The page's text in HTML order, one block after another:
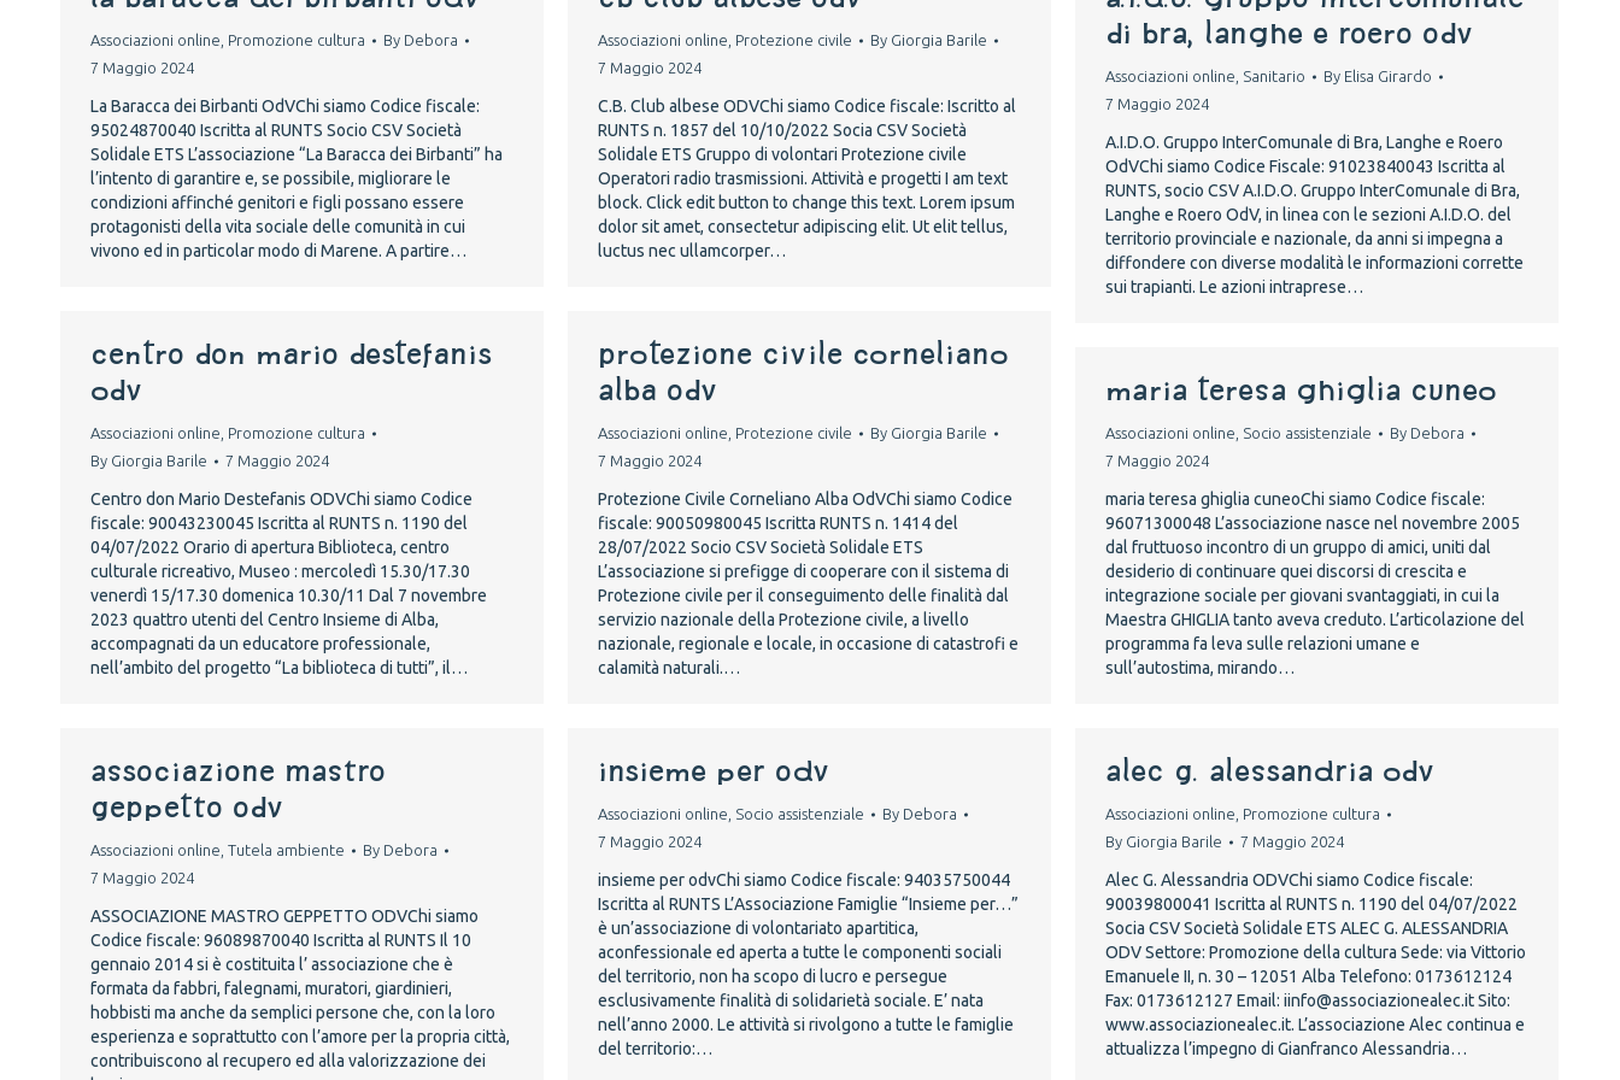
Associazioni online Promozione cultura By Debora
7 Maggio 2024
La Baracca dei Birbanti OdVChi siamo Codice fiscale:
95024870040 Iscritta al RUNTS Socio CSV Società
Solidale ETS L’associazione “La Baracca dei Birbanti” ha
l’intento di garantire e, se possibile, migliorare le
condizioni affinché genitori e figli possano essere
protagonisti della vita sociale delle comunità in cui
vivono ed in particolar modo di Marene. A partire…
Associazioni online Protezione civile By Giorgia Barile
7 Maggio 2024
C.B. Club albese ODVChi siamo Codice fiscale: Iscritto al
RUNTS n. 1857 del 10/10/2022 Socia CSV Società
Solidale ETS Gruppo di volontari Protezione civile
Operatori radio trasmissioni. Attività e progetti I am text
block. Click edit button to change this text. Lorem ipsum
dolor sit amet, consectetur adipiscing elit. Ut elit tellus,
luctus nec ullamcorper…
di Bra, Langhe e Roero OdV
Associazioni online Sanitario By Elisa Girardo
7 Maggio 2024
A.I.D.O. Gruppo InterComunale di Bra, Langhe e Roero
OdVChi siamo Codice Fiscale: 91023840043 Iscritta al
RUNTS, socio CSV A.I.D.O. Gruppo InterComunale di Bra,
Langhe e Roero OdV, in linea con le sezioni A.I.D.O. del
territorio provinciale e nazionale, da anni si impegna a
diffondere con diverse modalità le informazioni corrette
sui trapianti. Le azioni intraprese…
Centro don Mario Destefanis
ODV
Associazioni online Promozione cultura
By Giorgia Barile 7 Maggio 2024
Centro don Mario Destefanis ODVChi siamo Codice
fiscale: 90043230045 Iscritta al RUNTS n. 1190 del
04/07/2022 Orario di apertura Biblioteca, centro
culturale ricreativo, Museo : mercoledì 15.30/17.30
venerdì 15/17.30 domenica 10.30/11 Dal 7 novembre
2023 quattro utenti del Centro Insieme di Alba,
accompagnati da un educatore professionale,
nell’ambito del progetto “La biblioteca di tutti”, il…
Protezione Civile Corneliano
Alba OdV
Associazioni online Protezione civile By Giorgia Barile
7 Maggio 2024
Protezione Civile Corneliano Alba OdVChi siamo Codice
fiscale: 90050980045 Iscritta RUNTS n. 1414 del
28/07/2022 Socio CSV Società Solidale ETS
L’associazione si prefigge di cooperare con il sistema di
Protezione civile per il conseguimento delle finalità dal
servizio nazionale della Protezione civile, a livello
nazionale, regionale e locale, in occasione di catastrofi e
calamità naturali.…
maria teresa ghiglia cuneo
Associazioni online Socio assistenziale By Debora
7 Maggio 2024
maria teresa ghiglia cuneoChi siamo Codice fiscale:
96071300048 L’associazione nasce nel novembre 2005
dal fruttuoso incontro di un gruppo di amici, uniti dal
desiderio di continuare quei discorsi di crescita e
integrazione sociale per giovani svantaggiati, in cui la
Maestra GHIGLIA tanto aveva creduto. L’articolazione del
programma fa leva sulle relazioni umane e
sull’autostima, mirando…
ASSOCIAZIONE MASTRO
GEPPETTO ODV
Associazioni online Tutela ambiente By Debora
7 Maggio 2024
ASSOCIAZIONE MASTRO GEPPETTO ODVChi siamo
Codice fiscale: 96089870040 Iscritta al RUNTS Il 10
gennaio 2014 si è costituita l’ associazione che è
formata da fabbri, falegnami, muratori, giardinieri,
hobbisti ma anche da semplici persone che, con la loro
esperienza e soprattutto con l’amore per la propria città,
contribuiscono al recupero ed alla valorizzazione dei
insieme per odv
Associazioni online Socio assistenziale By Debora
7 Maggio 2024
insieme per odvChi siamo Codice fiscale: 94035750044
Iscritta al RUNTS L’Associazione Famiglie “Insieme per…”
è un’associazione di volontariato apartitica,
aconfessionale ed aperta a tutte le componenti sociali
del territorio, non ha scopo di lucro e persegue
esclusivamente finalità di solidarietà sociale. E’ nata
nell’anno 2000. Le attività si rivolgono a tutte le famiglie
del territorio:…
ALEC G. ALESSANDRIA ODV
Associazioni online Promozione cultura
By Giorgia Barile 7 Maggio 2024
Alec G. Alessandria ODVChi siamo Codice fiscale:
90039800041 Iscritta al RUNTS n. 1190 del 04/07/2022
Socia CSV Società Solidale ETS ALEC G. ALESSANDRIA
ODV Settore: Promozione della cultura Sede: via Vittorio
Emanuele II, n. 30 – 12051 Alba Telefono: 0173612124
Fax: 0173612127 Email: iinfo@associazionealec.it Sito:
www.associazionealec.it. L’associazione Alec continua e
attualizza l’impegno di Gianfranco Alessandria…